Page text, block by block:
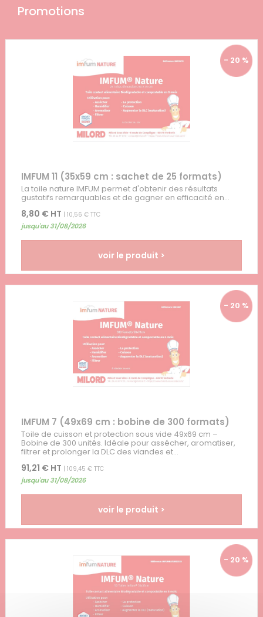
Promotions
- 20 %
IMFUM 11 (35x59 cm : sachet de 25 formats)
La toile nature IMFUM permet d'obtenir des résultats
gustatifs remarquables et de gagner en efficacité en...
8,80 € HT | 10,56 € TTC
jusqu'au 31/08/2026
voir le produit >
- 20 %
IMFUM 7 (49x69 cm : bobine de 300 formats)
Toile de cuisson et protection sous vide 49x69 cm –
Bobine de 300 unités. Idéale pour assécher, aromatiser,
filtrer et prolonger la DLC des viandes et...
91,21 € HT | 109,45 € TTC
jusqu'au 31/08/2026
voir le produit >
- 20 %